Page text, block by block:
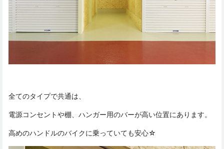
全てのタイプで共通は、
電源コンセントや棚、ハンガー用のバーが高い位置にあります。
高めのハンドルのバイクに乗っていても安心☆